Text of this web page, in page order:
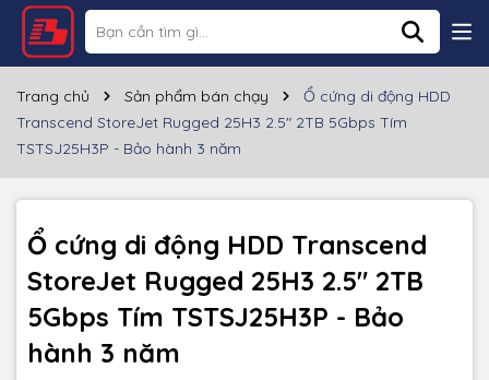
Trang chủ Sản phẩm bán chạy
Ổ cứng di động HDD
Transcend StoreJet Rugged 25H3 2.5" 2TB 5Gbps Tím
TSTSJ25H3P - Bảo hành 3 năm
Ổ cứng di động HDD Transcend
StoreJet Rugged 25H3 2.5" 2TB
5Gbps Tím TSTSJ25H3P - Bảo
hành 3 năm
Thông số kỹ thuật
Thương hiệu Transcend
Dung lượng 2TB
Cổng giao tiếp
Tốc độ đọc ~5Gbps
Tốc độ ghi ~5Gbps
HĐH hỗ trợ